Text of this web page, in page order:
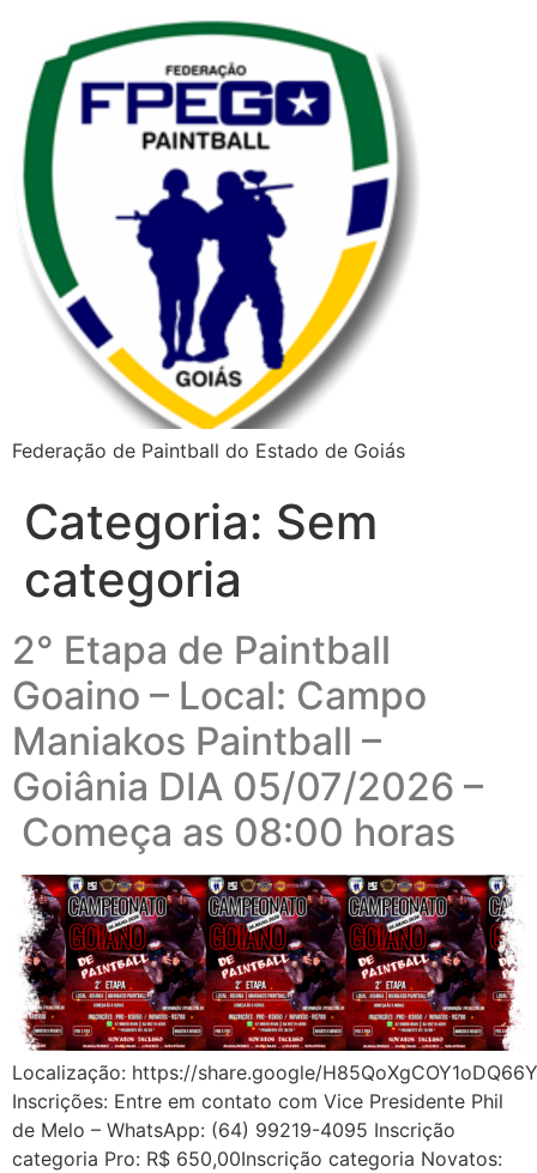
Federação de Paintball do Estado de Goiás
Categoria: Sem
categoria
2° Etapa de Paintball
Goaino – Local: Campo
Maniakos Paintball –
Goiânia DIA 05/07/2026 –
Começa as 08:00 horas
Localização: https://share.google/H85QoXgCOY1oDQ66Y
Inscrições: Entre em contato com Vice Presidente Phil
de Melo – WhatsApp: (64) 99219-4095 Inscrição
categoria Pro: R$ 650,00Inscrição categoria Novatos: